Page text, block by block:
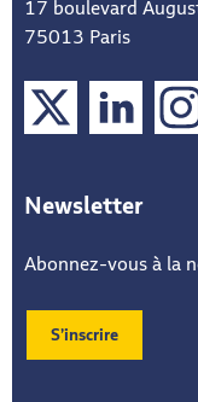
17 boulevard
75013 Paris
Newsletter
Abonnez-vous à la
S’inscrire